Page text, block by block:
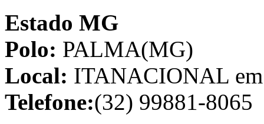
Estado MG
Polo: PALMA(MG)
Local: ITANACIONAL
Telefone:(32) 99881-8065